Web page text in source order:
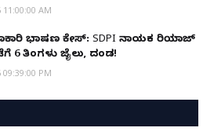
AM
ಭಾಷಣ ಕೇಸ್: SDPI ನಾಯಕ ರಿಯಾಜ್
6 ತಿಂಗಳು ಜೈಲು, ದಂಡ!
PM